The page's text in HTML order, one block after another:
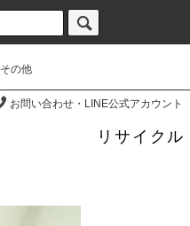
その他
お問い合わせ・LINE公式アカウント
リサイク